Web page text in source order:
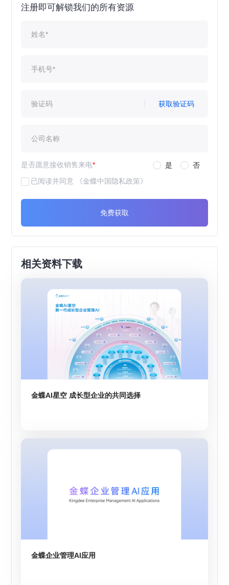
注册即可解锁我们的所有资源
获取验证码
是否愿意接收销售来电* 是
否
已阅读并同意
《金蝶中国隐私政策》
免费获取
相关资料下载
金蝶AI星空 成长型企业的共同选择
金蝶企业管理AI应用